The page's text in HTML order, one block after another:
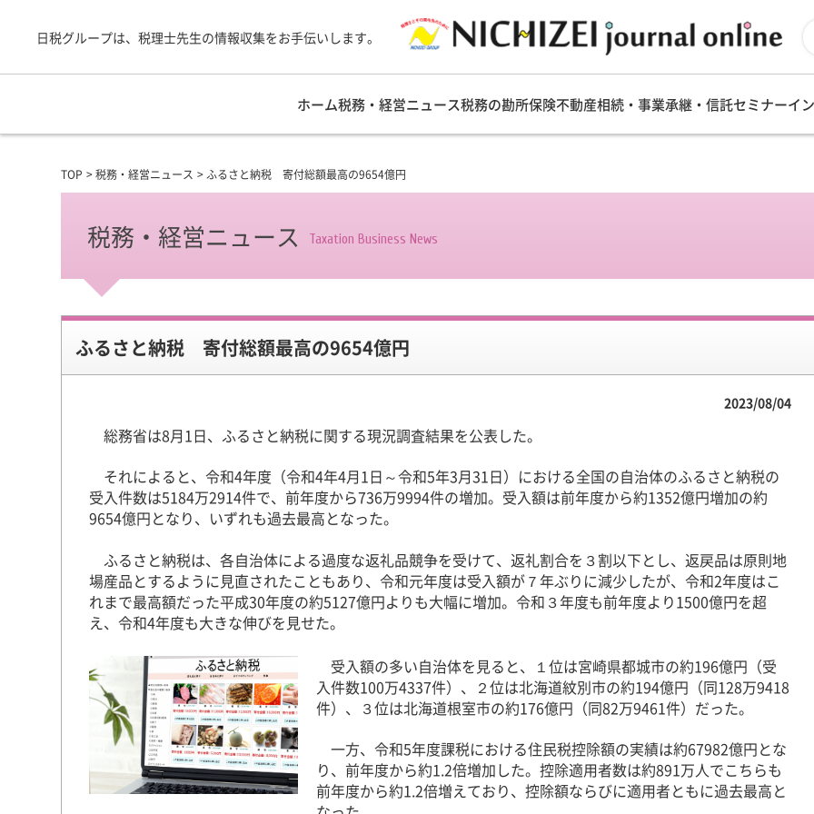
日税グループは、税理士先生の情報収集をお手伝いします。
ホーム税務・経営ニュース税務の勘所保険不動産相続・事業承継・信託セミナーイ
TOP 税務・経営ニュース ふるさと納税 寄付総額最高の9654億円
税務・経営ニュース Taxation Business News
ふるさと納税 寄付総額最高の9654億円
2023/08/04
総務省は8月1日、ふるさと納税に関する現況調査結果を公表した。
それによると、令和4年度（令和4年4月1日～令和5年3月31日）における全国の自治体のふるさと納税の
受入件数は5184万2914件で、前年度から736万9994件の増加。受入額は前年度から約1352億円増加の約
9654億円となり、いずれも過去最高となった。
ふるさと納税は、各自治体による過度な返礼品競争を受けて、返礼割合を３割以下とし、返戻品は原則地
場産品とするように見直されたこともあり、令和元年度は受入額が７年ぶりに減少したが、令和2年度はこ
れまで最高額だった平成30年度の約5127億円よりも大幅に増加。令和３年度も前年度より1500億円を超
え、令和4年度も大きな伸びを見せた。
受入額の多い自治体を見ると、１位は宮崎県都城市の約196億円（受
入件数100万4337件）、２位は北海道紋別市の約194億円（同128万9418
件）、３位は北海道根室市の約176億円（同82万9461件）だった。
一方、令和5年度課税における住民税控除額の実績は約67982億円とな
り、前年度から約1.2倍増加した。控除適用者数は約891万人でこちらも
前年度から約1.2倍増えており、控除額ならびに適用者ともに過去最高と